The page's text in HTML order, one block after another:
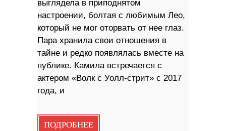
выглядела в приподнятом
настроении, болтая с любимым Лео,
который не мог оторвать от нее глаз.
Пара хранила свои отношения в
тайне и редко появлялась вместе на
публике. Камила встречается с
актером «Волк с Уолл-стрит» с 2017
года, и
ПОДРОБНЕЕ